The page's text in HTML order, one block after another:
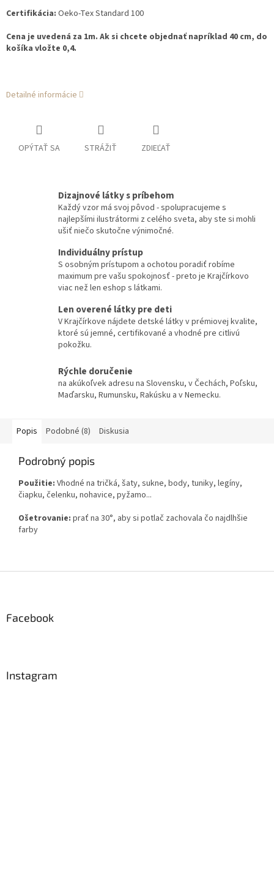
Certifikácia: Oeko-Tex Standard 100
Cena je uvedená za 1m. Ak si chcete objednať napríklad 40 cm, do
košíka vložte 0,4.
Detailné informácie
OPÝTAŤ SA STRÁŽIŤ ZDIEĽAŤ
Dizajnové látky s príbehom
Každý vzor má svoj pôvod - spolupracujeme s
najlepšími ilustrátormi z celého sveta, aby ste si mohli
ušiť niečo skutočne výnimočné.
Individuálny prístup
S osobným prístupom a ochotou poradiť robíme
maximum pre vašu spokojnosť - preto je Krajčírkovo
viac než len eshop s látkami.
Len overené látky pre deti
V Krajčírkove nájdete detské látky v prémiovej kvalite,
ktoré sú jemné, certifikované a vhodné pre citlivú
pokožku.
Rýchle doručenie
na akúkoľvek adresu na Slovensku, v Čechách, Poľsku,
Maďarsku, Rumunsku, Rakúsku a v Nemecku.
Popis Podobné (8) Diskusia
Podrobný popis
Použitie: Vhodné na tričká, šaty, sukne, body, tuniky, legíny,
čiapku, čelenku, nohavice, pyžamo...
Ošetrovanie: prať na 30°, aby si potlač zachovala čo najdlhšie
farby
Facebook
Instagram